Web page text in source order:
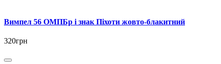
Вимпел 56 ОМПБр і знак Піхоти жовто-блакитний
320грн